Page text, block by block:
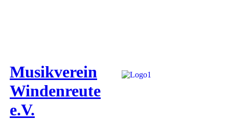
Musikverein
Windenreute
e.V.